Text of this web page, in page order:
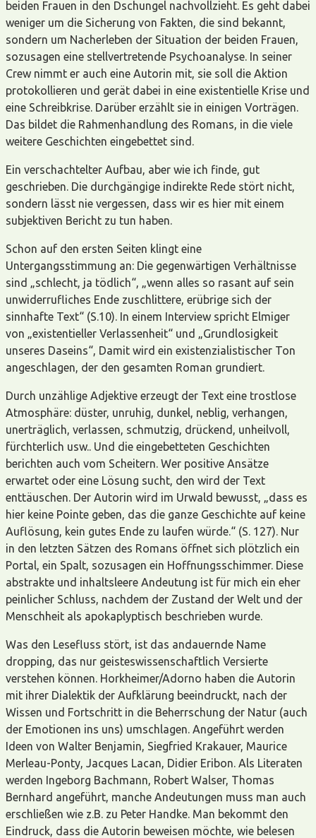
beiden Frauen in den Dschungel nachvollzieht. Es geht dabei
weniger um die Sicherung von Fakten, die sind bekannt,
sondern um Nacherleben der Situation der beiden Frauen,
sozusagen eine stellvertretende Psychoanalyse. In seiner
Crew nimmt er auch eine Autorin mit, sie soll die Aktion
protokollieren und gerät dabei in eine existentielle Krise und
eine Schreibkrise. Darüber erzählt sie in einigen Vorträgen.
Das bildet die Rahmenhandlung des Romans, in die viele
weitere Geschichten eingebettet sind.
Ein verschachtelter Aufbau, aber wie ich finde, gut
geschrieben. Die durchgängige indirekte Rede stört nicht,
sondern lässt nie vergessen, dass wir es hier mit einem
subjektiven Bericht zu tun haben.
Schon auf den ersten Seiten klingt eine
Untergangsstimmung an: Die gegenwärtigen Verhältnisse
sind „schlecht, ja tödlich“, „wenn alles so rasant auf sein
unwiderrufliches Ende zuschlittere, erübrige sich der
sinnhafte Text“ (S.10). In einem Interview spricht Elmiger
von „existentieller Verlassenheit“ und „Grundlosigkeit
unseres Daseins“, Damit wird ein existenzialistischer Ton
angeschlagen, der den gesamten Roman grundiert.
Durch unzählige Adjektive erzeugt der Text eine trostlose
Atmosphäre: düster, unruhig, dunkel, neblig, verhangen,
unerträglich, verlassen, schmutzig, drückend, unheilvoll,
fürchterlich usw.. Und die eingebetteten Geschichten
berichten auch vom Scheitern. Wer positive Ansätze
erwartet oder eine Lösung sucht, den wird der Text
enttäuschen. Der Autorin wird im Urwald bewusst, „dass es
hier keine Pointe geben, das die ganze Geschichte auf keine
Auflösung, kein gutes Ende zu laufen würde.“ (S. 127). Nur
in den letzten Sätzen des Romans öffnet sich plötzlich ein
Portal, ein Spalt, sozusagen ein Hoffnungsschimmer. Diese
abstrakte und inhaltsleere Andeutung ist für mich ein eher
peinlicher Schluss, nachdem der Zustand der Welt und der
Menschheit als apokaplyptisch beschrieben wurde.
Was den Lesefluss stört, ist das andauernde Name
dropping, das nur geisteswissenschaftlich Versierte
verstehen können. Horkheimer/Adorno haben die Autorin
mit ihrer Dialektik der Aufklärung beeindruckt, nach der
Wissen und Fortschritt in die Beherrschung der Natur (auch
der Emotionen ins uns) umschlagen. Angeführt werden
Ideen von Walter Benjamin, Siegfried Krakauer, Maurice
Merleau-Ponty, Jacques Lacan, Didier Eribon. Als Literaten
werden Ingeborg Bachmann, Robert Walser, Thomas
Bernhard angeführt, manche Andeutungen muss man auch
erschließen wie z.B. zu Peter Handke. Man bekommt den
Eindruck, dass die Autorin beweisen möchte, wie belesen